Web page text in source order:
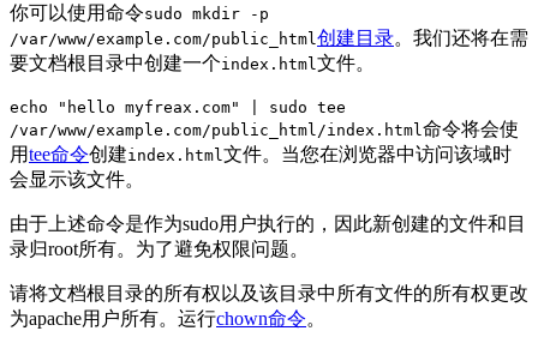
你可以使用命令sudo mkdir -p
/var/www/example.com/public_html 创建目录。我们还将在需
要文档根目录中创建一个index.html 文件。
echo "hello myfreax.com" | sudo tee
/var/www/example.com/public_html/index.html 命令将会使
用tee命令创建index.html 文件。当您在浏览器中访问该域时
会显示该文件。
由于上述命令是作为sudo用户执行的，因此新创建的文件和目
录归root所有。为了避免权限问题。
请将文档根目录的所有权以及该目录中所有文件的所有权更改
为apache用户所有。运行chown命令。